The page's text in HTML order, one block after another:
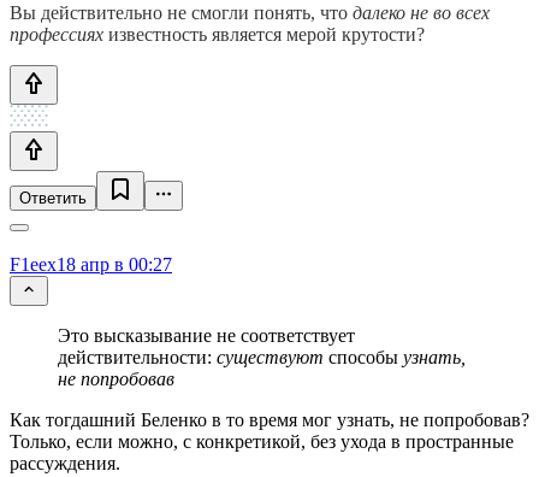
Вы действительно не смогли понять, что далеко не во всех
профессиях известность является мерой крутости?
Ответить
F1eex18 апр в 00:27
Это высказывание не соответствует
действительности: существуют способы узнать,
не попробовав
Как тогдашний Беленко в то время мог узнать, не попробовав?
Только, если можно, с конкретикой, без ухода в пространные
рассуждения.